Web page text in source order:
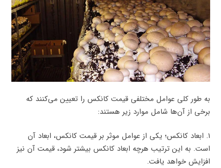
به طور کلی عوامل مختلفی قیمت کانکس را تعیین می‌کنند که
برخی از آن‌ها شامل موارد زیر هستند:
۱. ابعاد کانکس؛ یکی از عوامل موثر بر قیمت کانکس، ابعاد آن
است. به این ترتیب هرچه ابعاد کانکس بیشتر شود، قیمت آن نیز
افزایش خواهد یافت.